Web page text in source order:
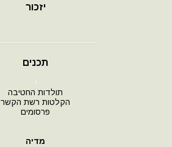
יזכור
תכנים
י
תולדות החטיבה
הקלטות רשת הקשר
פרסומים
מדיה